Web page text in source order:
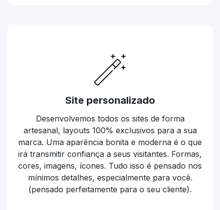
Site personalizado
Desenvolvemos todos os sites de forma
artesanal, layouts 100% exclusivos para a sua
marca. Uma aparência bonita e moderna é o que
irá transmitir confiança a seus visitantes. Formas,
cores, imagens, ícones. Tudo isso é pensado nos
mínimos detalhes, especialmente para você.
(pensado perfeitamente para o seu cliente).